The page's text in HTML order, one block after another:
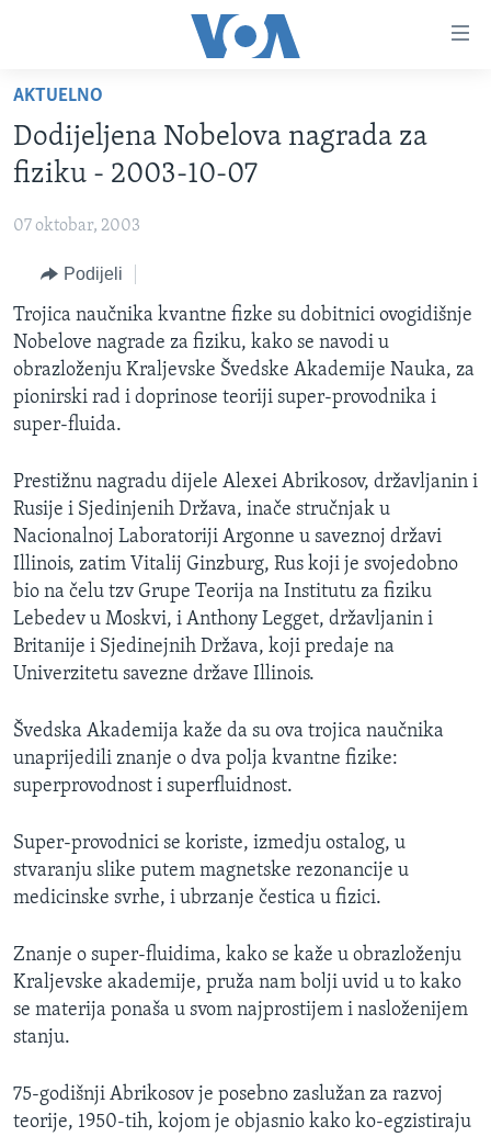
glavni
sadržaj
Pređi
na
glavnu
pretragu
TV PROGRAM
VIDEO
VIJESTI
SJEDINJENE AMERIČKE DRŽAVE
BOSNA I HERCEGOVINA
NAUKA I TEHNOLOGIJA
SPECIJALNI PROJEKTI
KORUPCIJA
SLOBODA MEDIJA
ŽENSKA STRANA
IZBJEGLIČKA STRANA
MAGAZIN
O GLASU AMERIKE
Learning English
PRATITE NAS
Jezici
AKTUELNO
Dodijeljena Nobelova nagrada za
fiziku - 2003-10-07
07 oktobar, 2003
Podijeli
Trojica naučnika kvantne fizke su dobitnici ovogidišnje
Nobelove nagrade za fiziku, kako se navodi u
obrazloženju Kraljevske Švedske Akademije Nauka, za
pionirski rad i doprinose teoriji super-provodnika i
super-fluida.
Prestižnu nagradu dijele Alexei Abrikosov, državljanin i
Rusije i Sjedinjenih Država, inače stručnjak u
Nacionalnoj Laboratoriji Argonne u saveznoj državi
Illinois, zatim Vitalij Ginzburg, Rus koji je svojedobno
bio na čelu tzv Grupe Teorija na Institutu za fiziku
Lebedev u Moskvi, i Anthony Legget, državljanin i
Britanije i Sjedinejnih Država, koji predaje na
Univerzitetu savezne države Illinois.
Švedska Akademija kaže da su ova trojica naučnika
unaprijedili znanje o dva polja kvantne fizike:
superprovodnost i superfluidnost.
Super-provodnici se koriste, izmedju ostalog, u
stvaranju slike putem magnetske rezonancije u
medicinske svrhe, i ubrzanje čestica u fizici.
Znanje o super-fluidima, kako se kaže u obrazloženju
Kraljevske akademije, pruža nam bolji uvid u to kako
se materija ponaša u svom najprostijem i nasloženijem
stanju.
75-godišnji Abrikosov je posebno zaslužan za razvoj
teorije, 1950-tih, kojom je objasnio kako ko-egzistiraju